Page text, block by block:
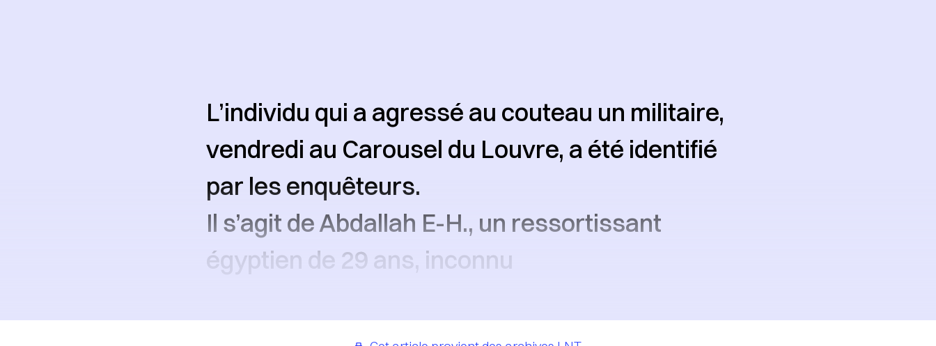
L’individu qui a agressé au couteau un militaire,
vendredi au Carousel du Louvre, a été identifié
par les enquêteurs.
Il s’agit de Abdallah E-H., un ressortissant
égyptien de 29 ans, inconnu